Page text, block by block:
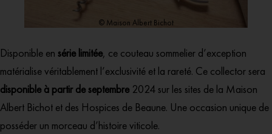
© Maison Albert Bichot
Disponible en série limitée, ce couteau sommelier d’exception
matérialise véritablement l’exclusivité et la rareté. Ce collector sera
disponible à partir de septembre2024 sur les sites de la Maison
Albert Bichot et des Hospices de Beaune. Une occasion unique de
posséder un morceau d’histoire viticole.